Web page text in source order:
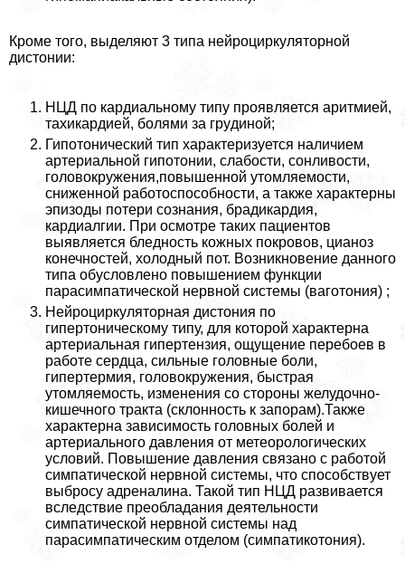
Кроме того, выделяют 3 типа нейроциркуляторной
дистонии:
НЦД по кардиальному типу проявляется аритмией,
тахикардией, болями за гpyдиной;
Гипотонический тип хаpaктеризуется наличием
артериальной гипотонии, слабости, сонливости,
головокружения,повышенной утомляемости,
сниженной работоспособности, а также хаpaктерны
эпизоды потери сознания, брадикардия,
кардиалгии. При осмотре таких пациентов
выявляется бледность кожных покровов, цианоз
конечностей, холодный пот. Возникновение данного
типа обусловлено повышением функции
парасимпатической нервной системы (ваготония) ;
Нейроциркуляторная дистония по
гипертоническому типу, для которой хаpaктерна
артериальная гипертензия, ощущение перебоев в
работе сердца, сильные головные боли,
гипертермия, головокружения, быстрая
утомляемость, изменения со стороны желудочно-
кишечного тpaкта (склонность к запорам).Также
хаpaктерна зависимость головных болей и
артериального давления от метеорологических
условий. Повышение давления связано с работой
симпатической нервной системы, что способствует
выбросу адреналина. Такой тип НЦД развивается
вследствие преобладания деятельности
симпатической нервной системы над
парасимпатическим отделом (симпатикотония).